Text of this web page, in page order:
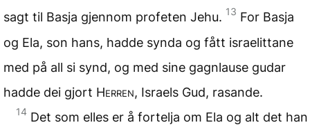
sagt til Basja gjennom profeten Jehu. 13 For Basja
og Ela, son hans, hadde synda og fått israelittane
med på all si synd, og med sine gagnlause gudar
hadde dei gjort Herren, Israels Gud, rasande.
14 Det som elles er å fortelja om Ela og alt det han